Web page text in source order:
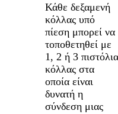
Κάθε δεξαμενή
κόλλας υπό
πίεση μπορεί να
τοποθετηθεί με
1, 2 ή 3 πιστόλια
κόλλας στα
οποία είναι
δυνατή η
σύνδεση μιας